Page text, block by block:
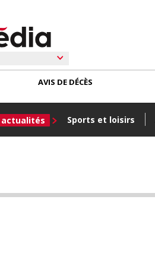
Sports et loisirs
AVIS DE DÉCÈS